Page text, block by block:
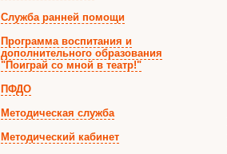
Служба ранней помощи
Программа воспитания и
дополнительного образования
"Поиграй со мной в театр!"
ПФДО
Методическая служба
Методический кабинет